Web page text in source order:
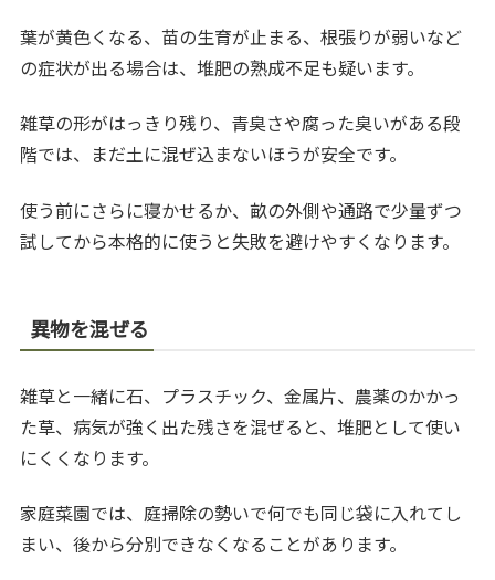
葉が黄色くなる、苗の生育が止まる、根張りが弱いなど
の症状が出る場合は、堆肥の熟成不足も疑います。
雑草の形がはっきり残り、青臭さや腐った臭いがある段
階では、まだ土に混ぜ込まないほうが安全です。
使う前にさらに寝かせるか、畝の外側や通路で少量ずつ
試してから本格的に使うと失敗を避けやすくなります。
異物を混ぜる
雑草と一緒に石、プラスチック、金属片、農薬のかかっ
た草、病気が強く出た残さを混ぜると、堆肥として使い
にくくなります。
家庭菜園では、庭掃除の勢いで何でも同じ袋に入れてし
まい、後から分別できなくなることがあります。